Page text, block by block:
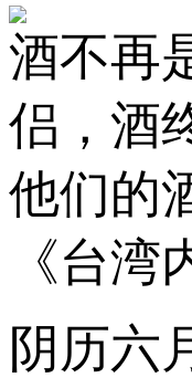
酒不再
侣，酒
他们的
《台
阴历六